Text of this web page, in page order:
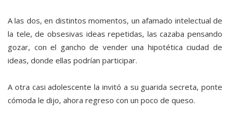
A las dos, en distintos momentos, un afamado intelectual de
la tele, de obsesivas ideas repetidas, las cazaba pensando
gozar, con el gancho de vender una hipotética ciudad de
ideas, donde ellas podrían participar.
A otra casi adolescente la invitó a su guarida secreta, ponte
cómoda le dijo, ahora regreso con un poco de queso.